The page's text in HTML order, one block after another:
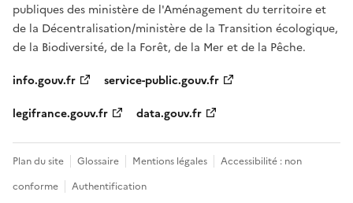
publiques des ministère de l'Aménagement du territoire et
de la Décentralisation/ministère de la Transition écologique,
de la Biodiversité, de la Forêt, de la Mer et de la Pêche.
info.gouv.fr
service-public.gouv.fr
legifrance.gouv.fr
data.gouv.fr
Plan du site Glossaire Mentions légales
Accessibilité : non
conforme
Authentification